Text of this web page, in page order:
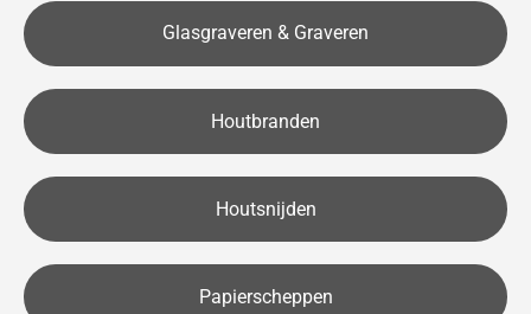
Glasgraveren & Graveren
Houtbranden
Houtsnijden
Papierscheppen